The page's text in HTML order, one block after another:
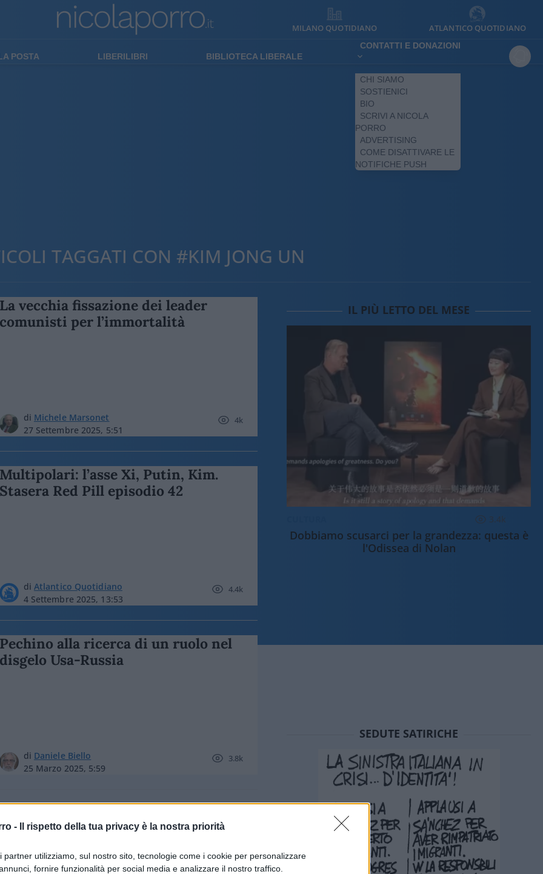
- Il rispetto della tua privacy è la nostra priorità
partner utilizziamo, sul nostro sito, tecnologie come i cookie per personalizzare
fornire funzionalità per social media e analizzare il nostro traffico.
MILANO QUOTIDIANO ATLANTICO QUOTIDIANO
POSTA LIBERILIBRI BIBLIOTECA LIBERALE
CONTATTI E DONAZIONI
CHI SIAMO
SOSTIENICI
BIO
SCRIVI A NICOLA
PORRO
ADVERTISING
COME DISATTIVARE LE
NOTIFICHE PUSH
TAGGATI CON #KIM JONG UN
La vecchia fissazione dei leader
comunisti per l’immortalità
di Michele Marsonet
27 Settembre 2025, 5:51
4k
Multipolari: l’asse Xi, Putin, Kim.
Stasera Red Pill episodio 42
di Atlantico Quotidiano
4 Settembre 2025, 13:53
4.4k
Pechino alla ricerca di un ruolo nel
disgelo Usa-Russia
di Daniele Biello
25 Marzo 2025, 5:59
3.8k
per Mosca e Pechino
IL PIÙ LETTO DEL MESE
3.4k
Dobbiamo scusarci per la grandezza: questa è
l'Odissea di Nolan
SEDUTE SATIRICHE